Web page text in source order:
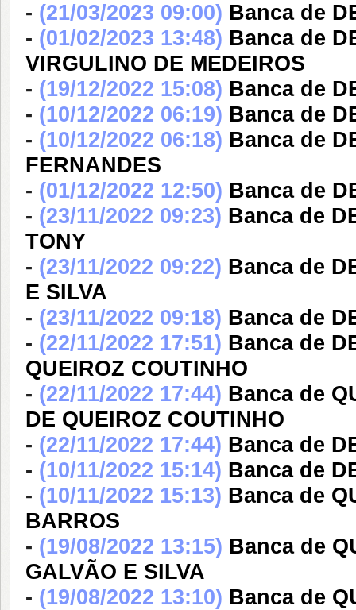
- (21/03/2023 09:00) Banca de
- (01/02/2023 13:48) Banca de
VIRGULINO DE MEDEIROS
- (19/12/2022 15:08) Banca de
- (10/12/2022 06:19) Banca de
- (10/12/2022 06:18) Banca de
FERNANDES
- (01/12/2022 12:50) Banca de
- (23/11/2022 09:23) Banca de
TONY
- (23/11/2022 09:22) Banca de
E SILVA
- (23/11/2022 09:18) Banca de
- (22/11/2022 17:51) Banca de
QUEIROZ COUTINHO
- (22/11/2022 17:44) Banca de
DE QUEIROZ COUTINHO
- (22/11/2022 17:44) Banca de
- (10/11/2022 15:14) Banca de
- (10/11/2022 15:13) Banca de
BARROS
- (19/08/2022 13:15) Banca de
GALVÃO E SILVA
- (19/08/2022 13:10) Banca de